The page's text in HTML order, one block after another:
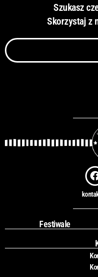
Szukasz
Skorzystaj z
Szukaj
a
c
k
Festiwale